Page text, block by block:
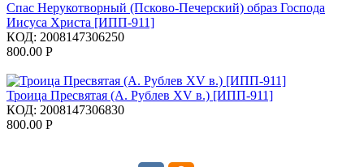
Спас Нерукотворный (Псково-Печерский) образ Господа
Иисуса Христа [ИПП-911]
КОД: 2008147306250
800.00 Р
Троица Пресвятая (А. Рублев XV в.) [ИПП-911]
КОД: 2008147306830
800.00 Р